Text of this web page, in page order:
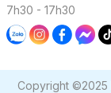
7h30 - 17h30
Copyright ©2025